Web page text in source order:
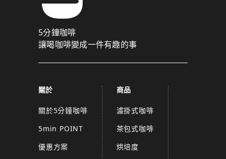
5分鐘咖啡
讓喝咖啡變成一件有趣的事
關於
關於5分鐘咖啡
5min POINT
優惠方案
商品
濾掛式咖啡
茶包式咖啡
烘培度